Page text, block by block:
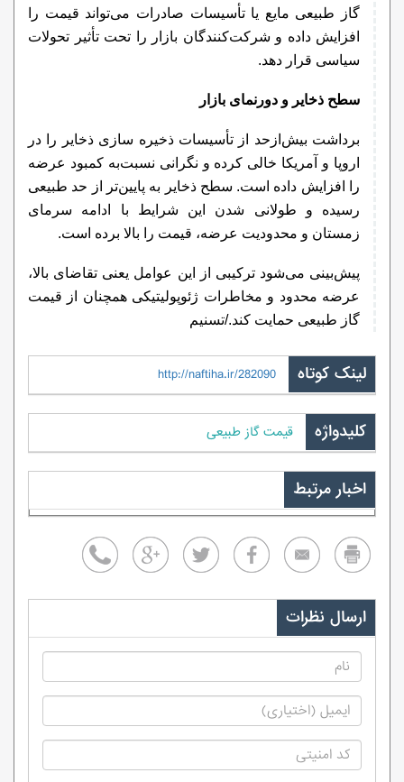
گاز طبیعی مایع یا تأسیسات صادرات می‌تواند قیمت را
افزایش داده و شرکت‌کنندگان بازار را تحت تأثیر تحولات
سیاسی قرار دهد.
سطح ذخایر و دورنمای بازار
برداشت بیش‌ازحد از تأسیسات ذخیره سازی ذخایر را در
اروپا و آمریکا خالی کرده و نگرانی نسبت‌به کمبود عرضه
را افزایش داده است. سطح ذخایر به پایین‌تر از حد طبیعی
رسیده و طولانی شدن این شرایط با ادامه سرمای
زمستان و محدودیت عرضه، قیمت را بالا برده است.
پیش‌بینی می‌شود ترکیبی از این عوامل یعنی تقاضای بالا،
عرضه محدود و مخاطرات ژئوپولیتیکی همچنان از قیمت
گاز طبیعی حمایت کند./تسنیم
لینک کوتاه http://naftiha.ir/282090
کلیدواژه قیمت گاز طبیعی
اخبار مرتبط
ارسال نظرات